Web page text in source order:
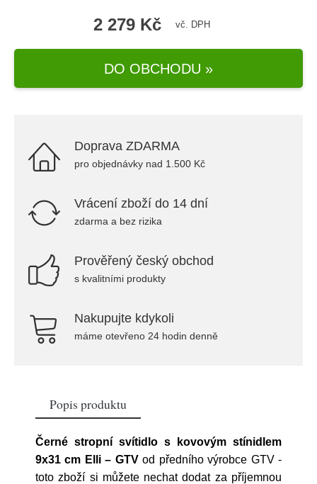
2 279 Kč vč. DPH
DO OBCHODU »
Doprava ZDARMA
pro objednávky nad 1.500 Kč
Vrácení zboží do 14 dní
zdarma a bez rizika
Prověřený český obchod
s kvalitními produkty
Nakupujte kdykoli
máme otevřeno 24 hodin denně
Popis produktu
Černé stropní svítidlo s kovovým stínidlem
9x31 cm Elli – GTVod předního výrobce GTV-
toto zboží si můžete nechat dodat za příjemnou